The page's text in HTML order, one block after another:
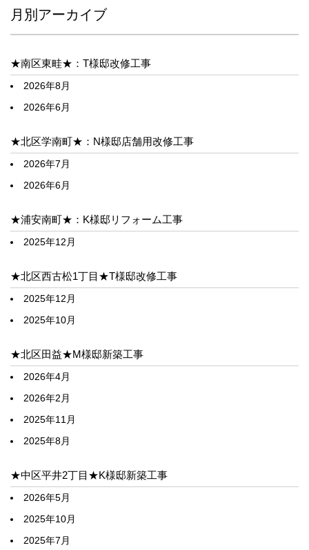
月別アーカイブ
★南区東畦★：T様邸改修工事
2026年8月
2026年6月
★北区学南町★：N様邸店舗用改修工事
2026年7月
2026年6月
★浦安南町★：K様邸リフォーム工事
2025年12月
★北区西古松1丁目★T様邸改修工事
2025年12月
2025年10月
★北区田益★M様邸新築工事
2026年4月
2026年2月
2025年11月
2025年8月
★中区平井2丁目★K様邸新築工事
2026年5月
2025年10月
2025年7月